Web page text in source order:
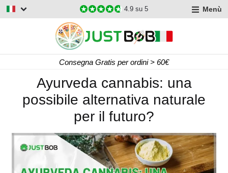
4.9 su 5 Menù
Consegna Gratis per ordini > 60€
Ayurveda cannabis: una
possibile alternativa naturale
per il futuro?